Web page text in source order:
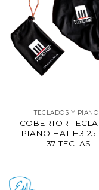
TECLADOS Y
COBERTOR
PIANO HAT H3
37 TECLAS